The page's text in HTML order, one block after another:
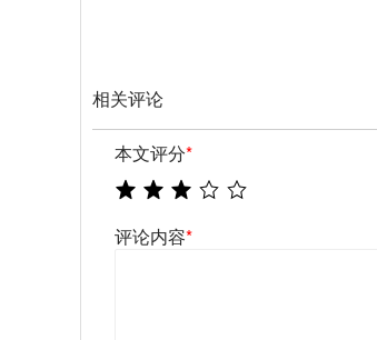
相关评论
本文评分*
评论内容*